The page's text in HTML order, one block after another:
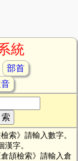
統
部首
索》請輸入數字。
漢字。
頡檢索》請輸入倉